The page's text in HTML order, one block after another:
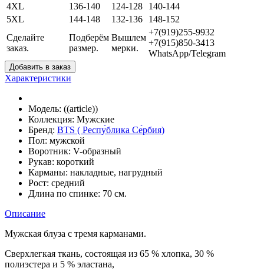
4XL
136-140 124-128
140-144
5XL
144-148 132-136
148-152
Сделайте
заказ.
Подберём
размер.
Вышлем
мерки.
+7(919)255-9932
+7(915)850-3413
WhatsApp/Telegram
Добавить в заказ
Характеристики
Модель: ((article))
Коллекция: Мужские
Бренд: BTS ( Респу́блика Се́рбия)
Пол: мужской
Воротник: V-образный
Рукав: короткий
Карманы: накладные, нагрудный
Рост: средний
Длина по спинке: 70 см.
Описание
Мужская блуза с тремя карманами.
Сверхлегкая ткань, состоящая из 65 % хлопка, 30 %
полиэстера и 5 % эластана,